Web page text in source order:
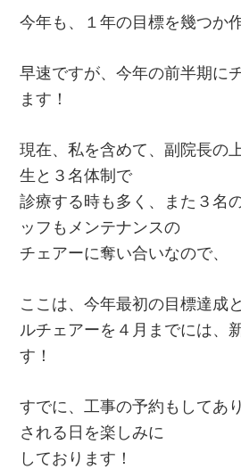
今年も、１年の目標を幾つか
早速ですが、今年の前半期に
ます！
現在、私を含めて、副院長の
生と３名体制で
診療する時も多く、また３名
ッフもメンテナンスの
チェアーに奪い合いなので、
ここは、今年最初の目標達成
ルチェアーを４月までには、
す！
すでに、工事の予約もしてあ
される日を楽しみに
しております！